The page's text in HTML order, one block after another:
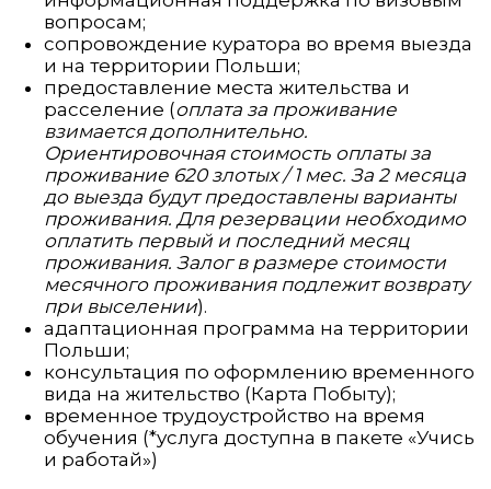
вопросам;
сопровождение куратора во время выезда
и на территории Польши;
предоставление места жительства и
расселение (оплата за проживание
взимается дополнительно.
Ориентировочная стоимость оплаты за
проживание 620 злотых / 1 мес. За 2 месяца
до выезда будут предоставлены варианты
проживания. Для резервации необходимо
оплатить первый и последний месяц
проживания. Залог в размере стоимости
месячного проживания подлежит возврату
при выселении).
адаптационная программа на территории
Польши;
консультация по оформлению временного
вида на жительство (Карта Побыту);
временное трудоустройство на время
обучения (*услуга доступна в пакете «Учись
и работай»)